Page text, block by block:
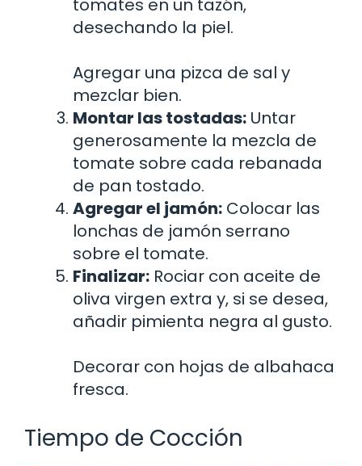
tomates en un tazón,
desechando la piel.
Agregar una pizca de sal y
mezclar bien.
Montar las tostadas: Untar
generosamente la mezcla de
tomate sobre cada rebanada
de pan tostado.
Agregar el jamón: Colocar las
lonchas de jamón serrano
sobre el tomate.
Finalizar: Rociar con aceite de
oliva virgen extra y, si se desea,
añadir pimienta negra al gusto.
Decorar con hojas de albahaca
fresca.
Tiempo de Cocción